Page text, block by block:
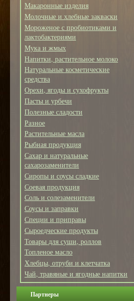
Макаронные изделия
Молочные и хлебные закваски
Мороженое с пробиотиками и
лактобактериями
Мука и жмых
Напитки, растительное молоко
Натуральные косметические
средства
Орехи, ягоды и сухофрукты
Пасты и урбечи
Полезные сладости
Разное
Растительные масла
Рыбная продукция
Сахар и натуральные
сахарозаменители
Сиропы и соусы сладкие
Соевая продукция
Соль и солезаменители
Соусы и заправки
Специи и приправы
Сыроедческие продукты
Товары для суши, роллов
Топленое масло
Хлебцы, отруби и клетчатка
Чай, травяные и ягодные напитки
Партнеры